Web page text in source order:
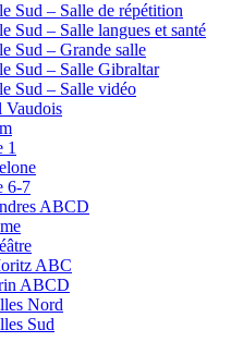
Sud – Salle de répétition
Sud – Salle langues et santé
Sud – Grande salle
Sud – Salle Gibraltar
Sud – Salle vidéo
Vaudois
1
6-7
ABCD
ABC
ABCD
Nord
Sud